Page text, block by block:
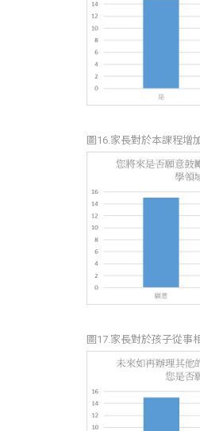
圖16.家長對於本課程增
圖17.家長對於孩子從事